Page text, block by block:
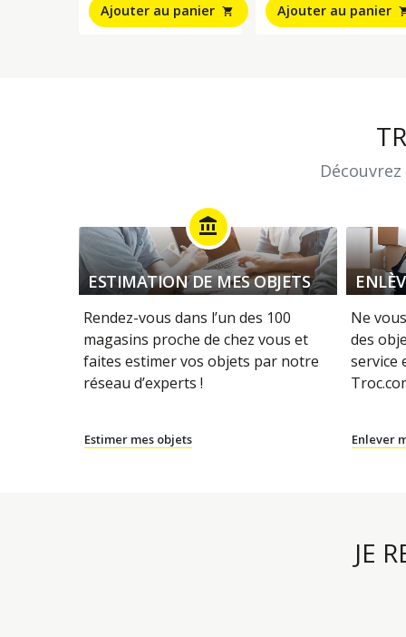
Ajouter au panier shopping_cart Ajouter au panier
account_balance
ESTIMATION DE MES OBJETS
Rendez-vous dans l’un des 100
magasins proche de chez vous et
faites estimer vos objets par notre
réseau d’experts !
Estimer mes objets
Ne
des
service
Enlever
JE